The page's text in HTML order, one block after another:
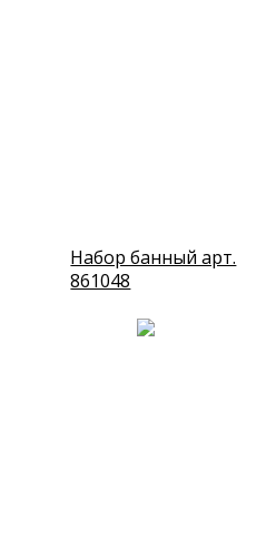
Набор банный арт.
861048